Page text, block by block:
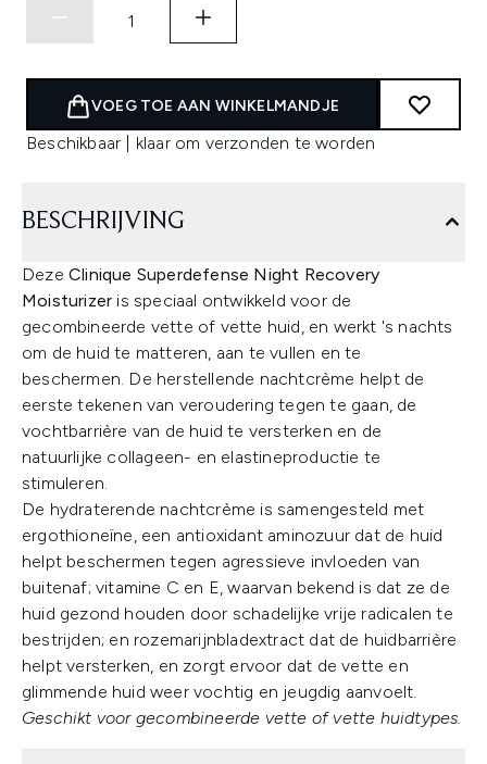
VOEG TOE AAN WINKELMANDJE
Beschikbaar | klaar om verzonden te worden
BESCHRIJVING
Deze Clinique Superdefense Night Recovery
Moisturizer is speciaal ontwikkeld voor de
gecombineerde vette of vette huid, en werkt 's nachts
om de huid te matteren, aan te vullen en te
beschermen. De herstellende nachtcrème helpt de
eerste tekenen van veroudering tegen te gaan, de
vochtbarrière van de huid te versterken en de
natuurlijke collageen- en elastineproductie te
stimuleren.
De hydraterende nachtcrème is samengesteld met
ergothioneïne, een antioxidant aminozuur dat de huid
helpt beschermen tegen agressieve invloeden van
buitenaf; vitamine C en E, waarvan bekend is dat ze de
huid gezond houden door schadelijke vrije radicalen te
bestrijden; en rozemarijnbladextract dat de huidbarrière
helpt versterken, en zorgt ervoor dat de vette en
glimmende huid weer vochtig en jeugdig aanvoelt.
Geschikt voor gecombineerde vette of vette huidtypes.